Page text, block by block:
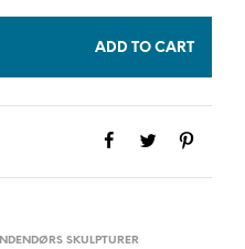
ADD TO CART
INDENDØRS SKULPTURER